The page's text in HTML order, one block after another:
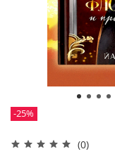
-25%
(0)